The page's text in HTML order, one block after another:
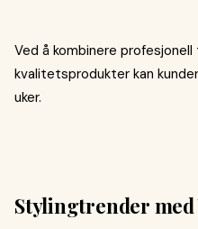
Ved å kombinere profesjonell
kvalitetsprodukter kan
uker.
Stylingtrender